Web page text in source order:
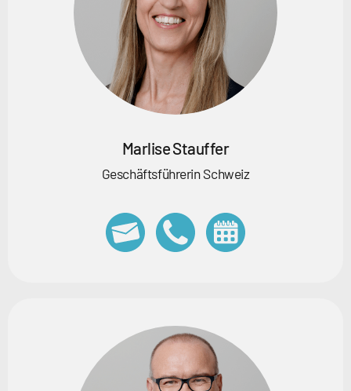
Marlise Stauffer
Geschäftsführerin Schweiz